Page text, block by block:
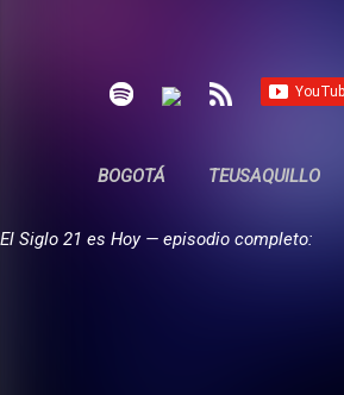
BOGOTÁ TEUSAQUILLO
El Siglo 21 es Hoy — episodio completo: